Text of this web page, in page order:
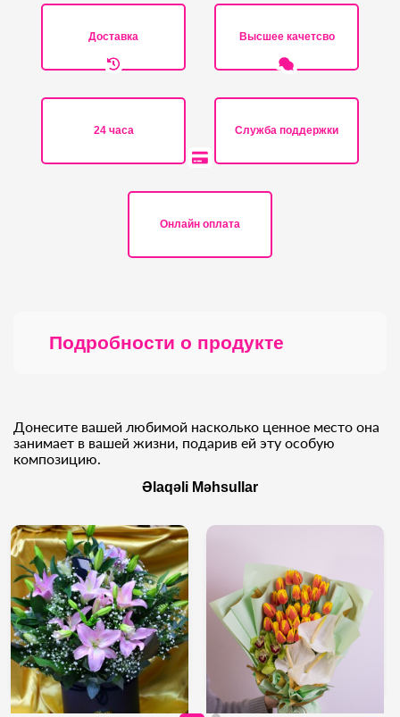
Доставка Высшее качетсво
24 часа Служба поддержки
Онлайн оплата
Подробности о продукте
Донесите вашей любимой насколько ценное место она
занимает в вашей жизни, подарив ей эту особую
композицию.
Əlaqəli Məhsullar